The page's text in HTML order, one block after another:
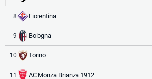
8 Fiorentina
9 Bologna
10 Torino
11 AC Monza Brianza 1912